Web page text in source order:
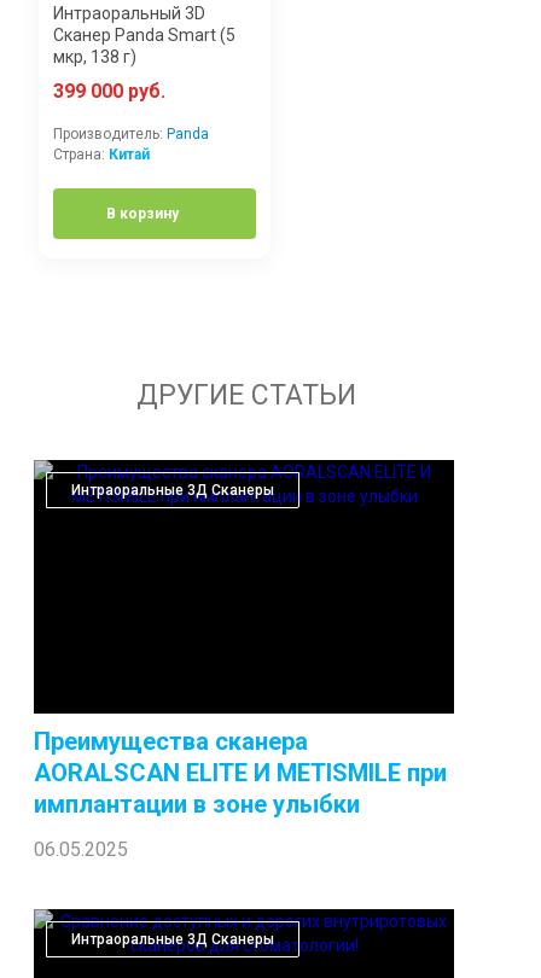
Интраоральный 3D
Сканер Panda Smart (5
мкр, 138 г)
399 000 руб.
Производитель: Panda
Страна: Китай
В корзину
ДРУГИЕ СТАТЬИ
Интраоральные 3Д Сканеры
Преимущества сканера
AORALSCAN ELITE И METISMILE при
имплантации в зоне улыбки
06.05.2025
Интраоральные 3Д Сканеры